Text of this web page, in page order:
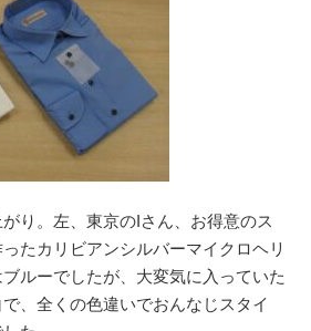
り。左、東京のIさん、お得意のス
たカリビアンシルバーマイクロヘリ
ルーでしたが、大変気に入っていた
、全くの色違いでおんなじスタイ